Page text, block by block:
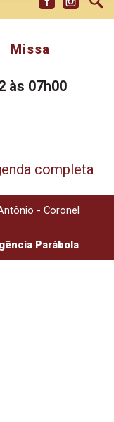
Missa
às 07h00
completa
- Coronel
Parábola